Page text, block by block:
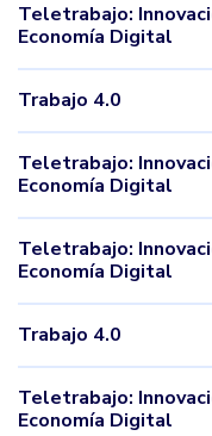
Teletrabajo:
Economía Digital
Trabajo 4.0
Teletrabajo:
Economía Digital
Teletrabajo:
Economía Digital
Trabajo 4.0
Teletrabajo:
Economía Digital